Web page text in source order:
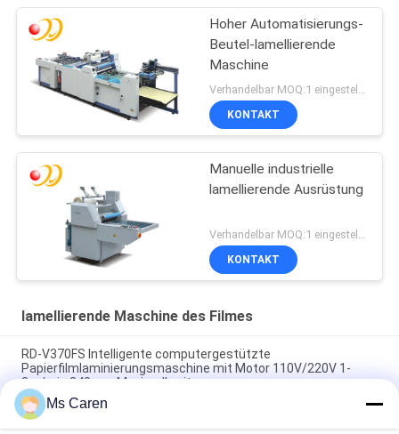
Hoher Automatisierungs-
Beutel-lamellierende
Maschine
Verhandelbar MOQ:1 eingestellt/Sätze
KONTAKT
Manuelle industrielle
lamellierende Ausrüstung
KONTAKT
lamellierende Maschine des Filmes
RD-V370FS Intelligente computergestützte
Papierfilmlaminierungsmaschine mit Motor 110V/220V 1-
3m/min 340mm Maximalbreite
PRY-390D 520D 650D Pneumatischer Auto-Schnitt-
Ms Caren